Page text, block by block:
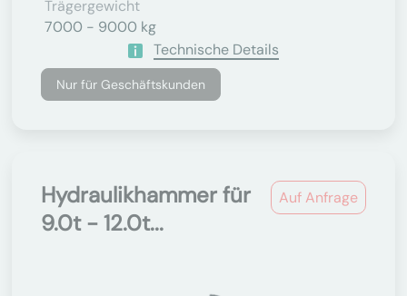
Trägergewicht
7000 - 9000 kg
Technische Details
Nur für Geschäftskunden
Auf Anfrage
Hydraulikhammer für
9.0t - 12.0t...